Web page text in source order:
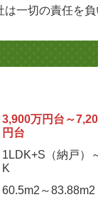
一切の責任を
3,900万円台～
円台
1LDK+S（納戸）
K
60.5m2 ～83.88m2